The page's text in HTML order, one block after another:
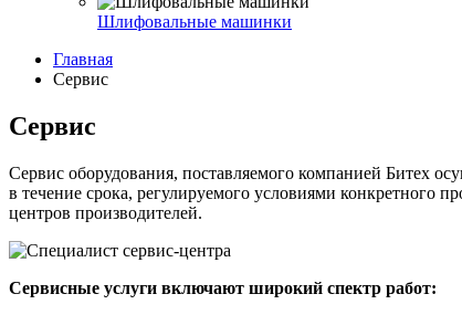
Шлифовальные машинки
Главная
Сервис
Сервис
Сервис оборудования, поставляемого компанией Битех
в течение срока, регулируемого условиями конкретного
центров производителей.
Сервисные услуги включают широкий спектр работ: